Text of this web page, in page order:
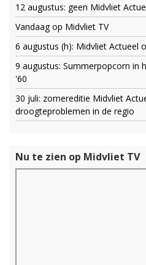
12 augustus: geen Midvliet
Vandaag op Midvliet TV
6 augustus (h): Midvliet Actueel
9 augustus: Summerpopcorn in
'60
30 juli: zomereditie Midvliet
droogteproblemen in de regio
Nu te zien op Midvliet TV